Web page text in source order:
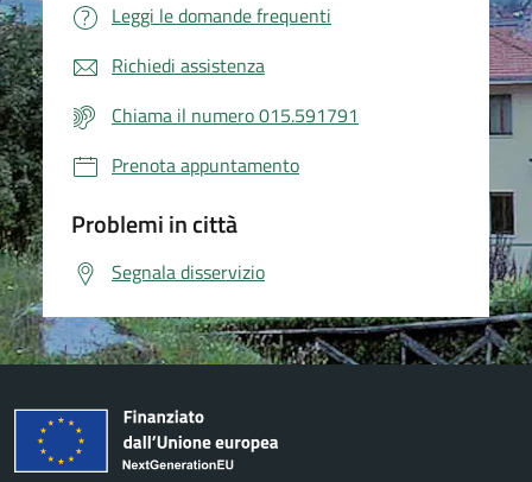
Leggi le domande frequenti
Richiedi assistenza
Chiama il numero 015.591791
Prenota appuntamento
Problemi in città
Segnala disservizio